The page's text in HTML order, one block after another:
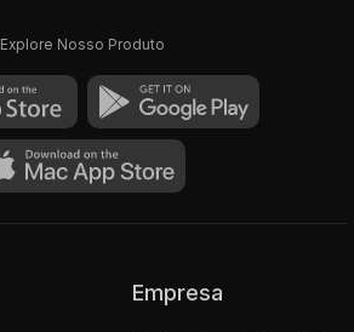
Explore Nosso Produto
Empresa